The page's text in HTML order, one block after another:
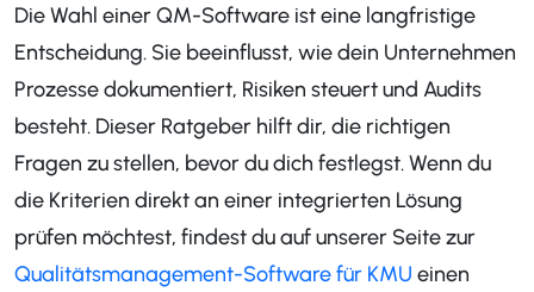
Die Wahl einer QM-Software ist eine langfristige
Entscheidung. Sie beeinflusst, wie dein Unternehmen
Prozesse dokumentiert, Risiken steuert und Audits
besteht. Dieser Ratgeber hilft dir, die richtigen
Fragen zu stellen, bevor du dich festlegst. Wenn du
die Kriterien direkt an einer integrierten Lösung
prüfen möchtest, findest du auf unserer Seite zur
Qualitätsmanagement-Software für KMU einen